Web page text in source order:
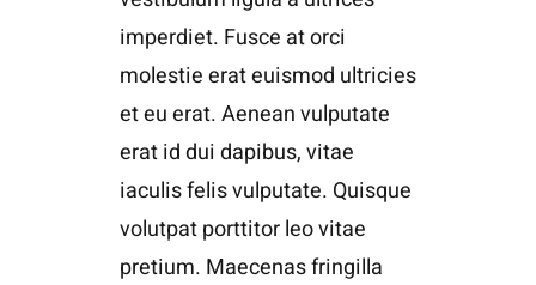
imperdiet. Fusce at orci
molestie erat euismod ultricies
et eu erat. Aenean vulputate
erat id dui dapibus, vitae
iaculis felis vulputate. Quisque
volutpat porttitor leo vitae
pretium. Maecenas fringilla